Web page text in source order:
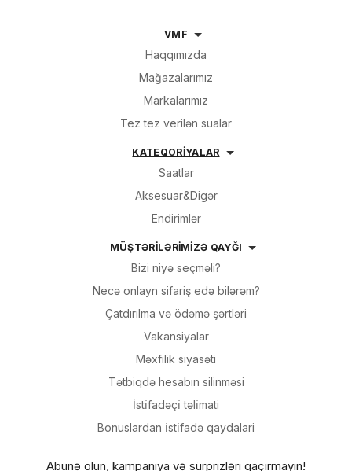
VMF
Haqqımızda
Mağazalarımız
Markalarımız
Tez tez verilən sualar
KATEQORİYALAR
Saatlar
Aksesuar&Digər
Endirimlər
MÜŞTƏRİLƏRİMİZƏ QAYĞI
Bizi niyə seçməli?
Necə onlayn sifariş edə bilərəm?
Çatdırılma və ödəmə şərtləri
Vakansiyalar
Məxfilik siyasəti
Tətbiqdə hesabın silinməsi
İsti̇fadəçi̇ təli̇mati
Bonuslardan i̇sti̇fadə qaydalari
Abunə olun, kampaniya və sürprizləri qaçırmayın!